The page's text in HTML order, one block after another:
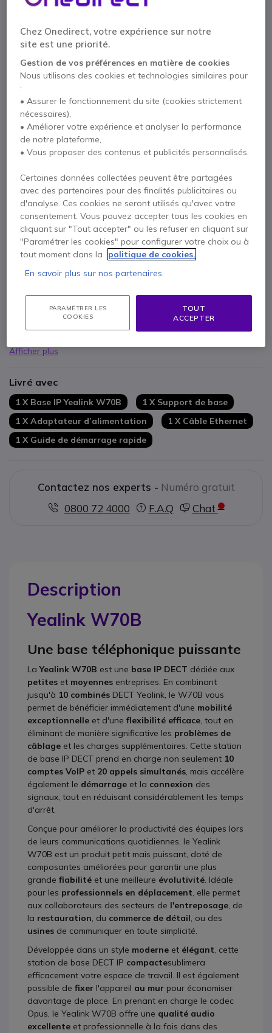
10 produitsen stock
100+ produits en stock plateforme
Livraison :5-7 jours
Onedirect Care: Aide à l’installation de
Téléphones Yealink
69,95 € Afficher plus
1 an de garantie constructeur
Payez en 4 sans frais (20,69 €)Afficher plus
Points Forts
Base téléphoniqueDECT IP
Possibilité d'ajouter jusqu'à
10 combinés
Permet de passer20 appels
simultanément
Intègre10 comptes SIPmax.
Répertoire local allant jusqu'à1000 entrées
3 indicateurs LED
Afficher plus
Livré avec
1 X Base IP Yealink W70B
1 X Support de base
1 X Adaptateur d’alimentation
1 X Câble Ethernet
1 X Guide de démarrage rapide
Contactez nos experts - Numéro gratuit
0800 72 4000
F.A.Q Chat
Description
Yealink W70B
Une base téléphonique puissante
LaYealink W70B est une base IP DECT dédiée aux
petites et moyennes entreprises. En combinant
jusqu'à 10 combinés DECT Yealink, le W70B vous
permet de bénéficier immédiatement d'une mobilité
exceptionnelle et d'une flexibilité efficace, tout en
éliminant de manière significative les problèmes de
câblage et les charges supplémentaires. Cette station
de base IP DECT prend en charge non seulement 10
comptes VoIP et 20 appels simultanés, mais accélère
également le démarrage et la connexion des
signaux, tout en réduisant considérablement les temps
d'arrêt.
Conçue pour améliorer la productivité des équipes lors
de leurs communications quotidiennes, le Yealink
W70B est un produit petit mais puissant, doté de
composantes améliorées pour garantir une plus
grande fiabilité et une meilleure évolutivité. Idéale
pour les professionnels en déplacement, elle permet
aux collaborateurs des secteurs de l'entreposage, de
la restauration, du commerce de détail, ou des
usines de communiquer en toute simplicité.
Développée dans un style moderne et élégant, cette
station de base DECT IP compactesublimera
efficacement votre espace de travail. Il est également
possible de fixer l'appareil au mur pour économiser
davantage de place. En prenant en charge le codec
Opus, le Yealink W70B offre une qualité audio
excellente et professionnelle à la fois dans des
Chez Onedirect, votre expérience sur notre
site est une priorité.
Gestion de vos préférences en matière de cookies
Nous utilisons des cookies et technologies similaires pour
:
• Assurer le fonctionnement du site (cookies strictement
nécessaires),
• Améliorer votre expérience et analyser la performance
de notre plateforme,
• Vous proposer des contenus et publicités personnalisés.
Certaines données collectées peuvent être partagées
avec des partenaires pour des finalités publicitaires ou
d'analyse. Ces cookies ne seront utilisés qu'avec votre
consentement. Vous pouvez accepter tous les cookies en
cliquant sur "Tout accepter" ou les refuser en cliquant sur
"Paramétrer les cookies" pour configurer votre choix ou à
tout moment dans la
politique de cookies.
En savoir plus sur nos partenaires.
PARAMÉTRER LES
COOKIES
TOUT
ACCEPTER